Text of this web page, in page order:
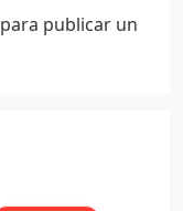
para publicar un